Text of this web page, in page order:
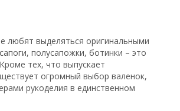
любят выделяться оригинальными
полусапожки, ботинки – это
тех, что выпускает
огромный выбор валенок,
рукоделия в единственном